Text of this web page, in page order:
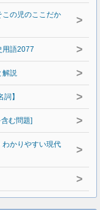
の児のここだか
>
語2077 >
解説 >
】 >
む問題] >
かりやすい現代
>
>